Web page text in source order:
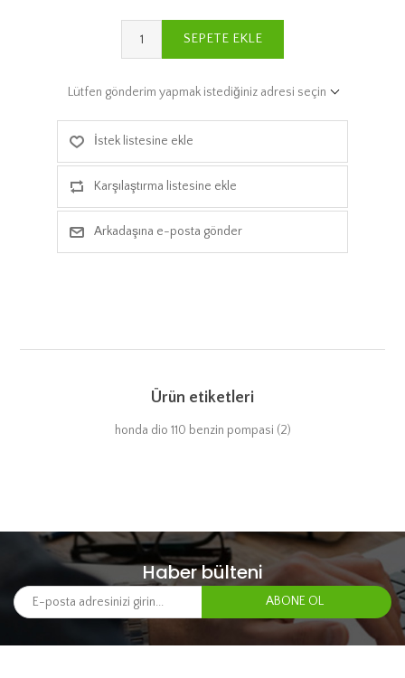
SEPETE EKLE
Lütfen gönderim yapmak istediğiniz adresi seçin
İstek listesine ekle
Karşılaştırma listesine ekle
Arkadaşına e-posta gönder
Ürün etiketleri
honda dio 110 benzin pompasi (2)
Haber bülteni